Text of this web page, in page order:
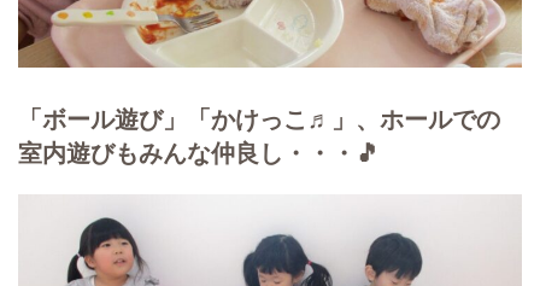
「ボール遊び」「かけっこ♬」、ホールでの
室内遊びもみんな仲良し・・・🎵